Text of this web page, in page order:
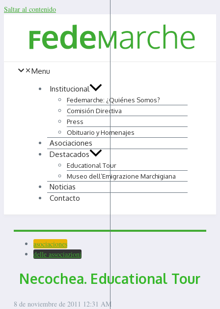
Saltar al contenido
Menu
Institucional
Fedemarche: ¿Quiénes Somos?
Comisión Directiva
Press
Obituario y Homenajes
Asociaciones
Destacados
Educational Tour
Museo dell’Emigrazione Marchigiana
Noticias
Contacto
asociaciones
delle associazioni
Necochea. Educational Tour
8 de noviembre de 2011 12:31 AM